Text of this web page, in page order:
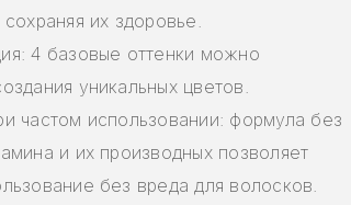
их здоровье.
4 базовые оттенки можно
уникальных цветов.
частом использовании: формула без
и их производных позволяет
без вреда для волосков.